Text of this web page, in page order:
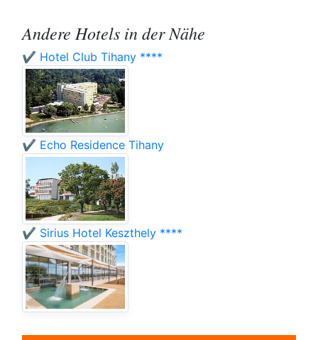
Andere Hotels in der Nähe
✔️ Hotel Club Tihany ****
✔️ Echo Residence Tihany
✔️ Sirius Hotel Keszthely ****